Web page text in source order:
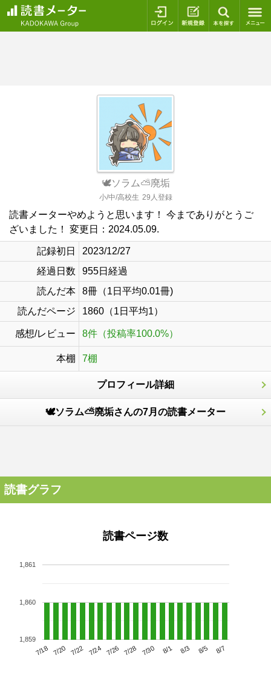
ログイン 新規登録
🕊‎ソラム⛅廃垢
小/中/高校生 29人登録
読書メーターやめようと思います！ 今までありがとうご
ざいました！ 変更日：2024.05.09.
記録初日
2023/12/27
経過日数
955日経過
読んだ本
8冊（1日平均0.01冊)
読んだページ
1860（1日平均1）
感想/レビュー 8件（投稿率100.0%）
本棚 7棚
プロフィール詳細
🕊‎ソラム⛅廃垢さんの7月の読書メーター
読書グラフ
読書ページ数
7/18 7/20 7/22 7/24 7/26 7/28 7/30 8/1 8/3 8/5 8/7
1,859
1,860
1,861